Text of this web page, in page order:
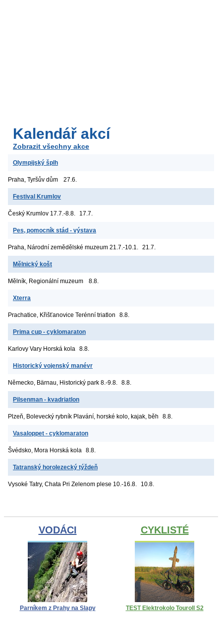
Kalendář akcí
Zobrazit všechny akce
Olympijský šplh
Praha, Tyršův dům 27.6.
Festival Krumlov
Český Krumlov 17.7.-8.8. 17.7.
Pes, pomocník stád - výstava
Praha, Národní zemědělské muzeum 21.7.-10.1. 21.7.
Mělnický košt
Mělník, Regionální muzeum 8.8.
Xterra
Prachatice, Křišťanovice Terénní triatlon 8.8.
Prima cup - cyklomaraton
Karlovy Vary Horská kola 8.8.
Historický vojenský manévr
Německo, Bärnau, Historický park 8.-9.8. 8.8.
Pilsenman - kvadriatlon
Plzeň, Bolevecký rybník Plavání, horské kolo, kajak, běh 8.8.
Vasaloppet - cyklomaraton
Švédsko, Mora Horská kola 8.8.
Tatranský horolezecký týždeň
Vysoké Tatry, Chata Pri Zelenom plese 10.-16.8. 10.8.
VODÁCI
Parníkem z Prahy na Slapy
CYKLISTÉ
TEST Elektrokolo Touroll S2